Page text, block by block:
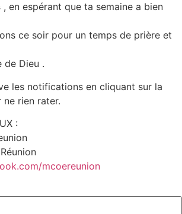
, en espérant que ta semaine a bien
ce soir pour un temps de prière et
de Dieu .
les notifications en cliquant sur la
rien rater.
:
mcoereunion